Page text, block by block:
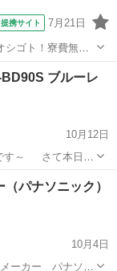
提携サイト 7月21日
ゴト！寮費無料
験活躍中！高時
ブルーレ
10月12日
す～ さて本日、
ブルーレイプレ
をご覧いただけ...
パナソニック）
10月4日